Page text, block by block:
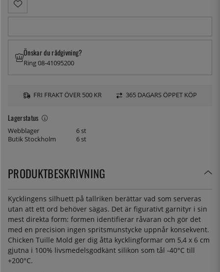
Lagerstatus
Webblager
6 st
Butik Stockholm
6 st
Önskar du rådgivning?
Ring 08-41095200
FRI FRAKT ÖVER 500 KR 365 DAGARS ÖPPET KÖP
PRODUKTBESKRIVNING
Kycklingens silhuett på tallriken berättar vad som serveras
utan att ett ord behöver sägas. Det är figurativt garnityr i sin
mest direkta form: formen identifierar råvaran och gör det
med en precision ingen spritsmunstycke uppnår konsekvent.
Chicken Tuille Mold ger dig åtta kycklingformar om 5,4 x 6 cm
gjutna i 100% livsmedelsgodkänt silikon som tål -40°C till
+200°C.